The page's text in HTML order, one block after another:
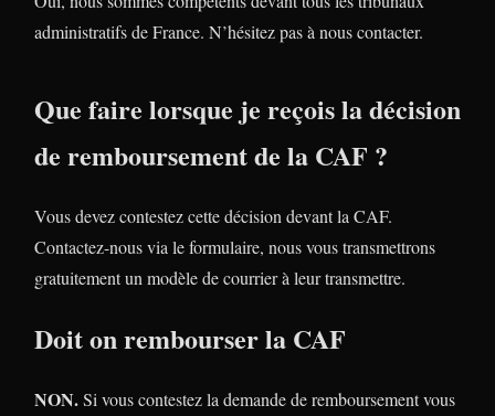
administratifs de France. N’hésitez pas à nous contacter.
Que faire lorsque je reçois la décision
de remboursement de la CAF ?
Vous devez contestez cette décision devant la CAF.
Contactez-nous via le formulaire, nous vous transmettrons
gratuitement un modèle de courrier à leur transmettre.
Doit on rembourser la CAF
NON.Si vous contestez la demande de remboursement vous